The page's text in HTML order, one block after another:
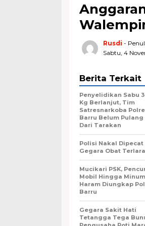
Rusdi -
Sabtu, 4
Berita Terkait
Penyelidikan Sabu
Kg Berlanjut, Tim
Satresnarkoba
Barru Belum Pulang
Dari Tarakan
Polisi Nakal Dipecat
Gegara Obat
Mucikari PSK,
Mobil Hingga
Haram Diungkap
Barru
Gegara Sakit Hati
Tetangga Tega